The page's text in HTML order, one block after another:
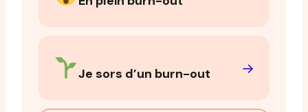
Je sors d’un burn-out →